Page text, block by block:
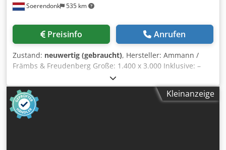
Soerendonk 535 km
Preisinfo Anrufen
Zustand: neuwertig (gebraucht), Hersteller: Ammann /
Främbs & Freudenberg Große: 1.400 x 3.000 Inklusive: –
Antrieb – Gelenkwellen – Federelemente Siebmaschine is
überholt, gestrahlt und lackiert. Chjdpfx Aog Snutocdja
Kleinanzeige